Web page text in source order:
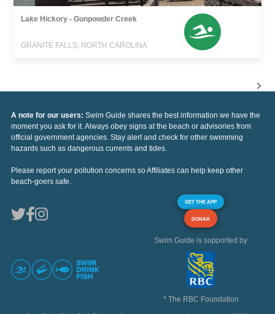
Lake Hickory - Gunpowder Creek
GRANITE FALLS, NORTH CAROLINA
A note for our users: Swim Guide shares the best information we have the
moment you ask for it. Always obey signs at the beach or advisories from
official government agencies. Stay alert and check for other swimming
hazards such as dangerous currents and tides.
Please report your pollution concerns so Affiliates can help keep other
beach-goers safe.
GET THE APP
DONAR
Swim Guide is supported by
* The RBC Foundation